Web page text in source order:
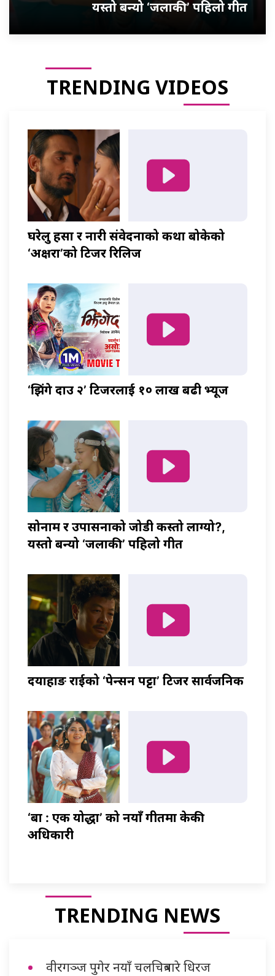
यस्तो बन्यो ‘जलाकी’ पहिलो गीत
TRENDING VIDEOS
घरेलु हिंसा र नारी संवेदनाको कथा बोकेको
‘अक्षरा’को टिजर रिलिज
‘झिंगे दाउ २’ टिजरलाई १० लाख बढी भ्यूज
सोनाम र उपासनाको जोडी कस्तो लाग्यो?,
यस्तो बन्यो ‘जलाकी’ पहिलो गीत
दयाहाङ राईको ‘पेन्सन पट्टा’ टिजर सार्वजनिक
‘बा : एक योद्धा’ को नयाँ गीतमा केकी
अधिकारी
TRENDING NEWS
वीरगञ्ज पुगेर नयाँ चलचित्रबारे धिरज